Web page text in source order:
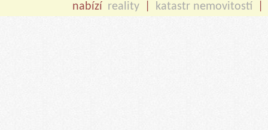
nabízí reality katastr nemovitostí